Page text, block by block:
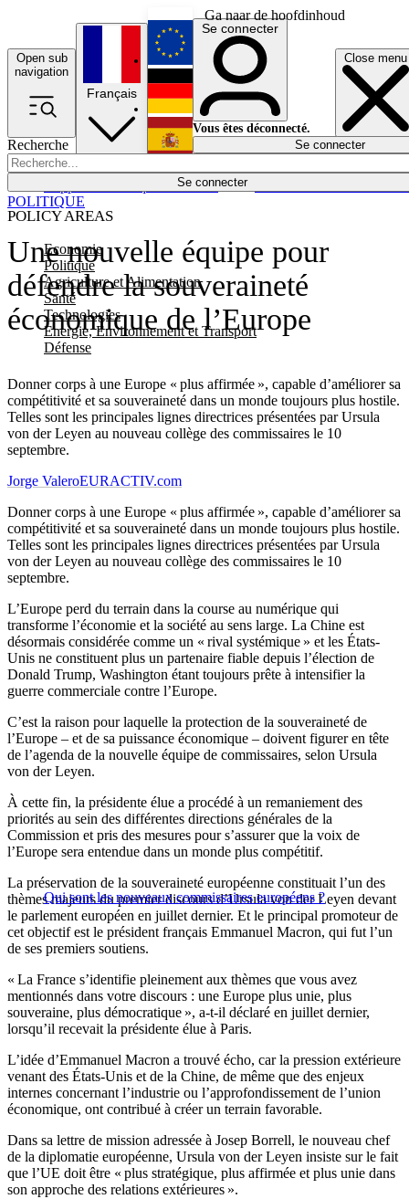
Ga naar de hoofdinhoud
Open sub
navigation
Close menu
Recherche
Se connecter
POLICY AREAS
Economie
Politique
Agriculture et Alimentation
Santé
Technologies
Energie, Environnement et Transport
Défense
Économie
Français
English
Deutsch
Español
Se connecter
Vous êtes déconnecté.
Se connecter
Une nouvelle équipe pour
défendre la souveraineté
économique de l’Europe
Donner corps à une Europe « plus affirmée », capable d’améliorer sa
compétitivité et sa souveraineté dans un monde toujours plus hostile.
Telles sont les principales lignes directrices présentées par Ursula
von der Leyen au nouveau collège des commissaires le 10
septembre.
POLITIQUE
Jorge ValeroEURACTIV.com
Donner corps à une Europe « plus affirmée », capable d’améliorer sa
compétitivité et sa souveraineté dans un monde toujours plus hostile.
Telles sont les principales lignes directrices présentées par Ursula
von der Leyen au nouveau collège des commissaires le 10
septembre.
L’Europe perd du terrain dans la course au numérique qui
transforme l’économie et la société au sens large. La Chine est
désormais considérée comme un « rival systémique » et les États-
Unis ne constituent plus un partenaire fiable depuis l’élection de
Donald Trump, Washington étant toujours prête à intensifier la
guerre commerciale contre l’Europe.
C’est la raison pour laquelle la protection de la souveraineté de
l’Europe – et de sa puissance économique – doivent figurer en tête
de l’agenda de la nouvelle équipe de commissaires, selon Ursula
von der Leyen.
À cette fin, la présidente élue a procédé à un remaniement des
priorités au sein des différentes directions générales de la
Commission et pris des mesures pour s’assurer que la voix de
l’Europe sera entendue dans un monde plus compétitif.
Qui sont les nouveaux commissaires européens ?
La préservation de la souveraineté européenne constituait l’un des
thèmes majeurs du premier discours d’Ursula von der Leyen devant
le parlement européen en juillet dernier. Et le principal promoteur de
cet objectif est le président français Emmanuel Macron, qui fut l’un
de ses premiers soutiens.
« La France s’identifie pleinement aux thèmes que vous avez
mentionnés dans votre discours : une Europe plus unie, plus
souveraine, plus démocratique », a-t-il déclaré en juillet dernier,
lorsqu’il recevait la présidente élue à Paris.
L’idée d’Emmanuel Macron a trouvé écho, car la pression extérieure
venant des États-Unis et de la Chine, de même que des enjeux
internes concernant l’industrie ou l’approfondissement de l’union
économique, ont contribué à créer un terrain favorable.
Dans sa lettre de mission adressée à Josep Borrell, le nouveau chef
de la diplomatie européenne, Ursula von der Leyen insiste sur le fait
que l’UE doit être « plus stratégique, plus affirmée et plus unie dans
son approche des relations extérieures ».